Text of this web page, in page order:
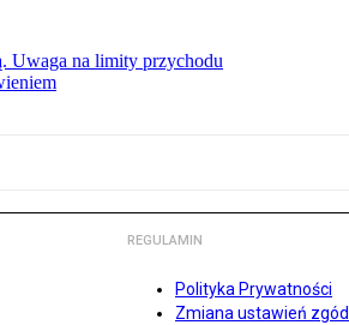
Uwaga na limity przychodu
REGULAMIN
Polityka Prywatności
Zmiana ustawień zgód